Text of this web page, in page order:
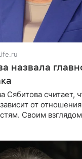
назвала
Сябитова считает,
от
Своим